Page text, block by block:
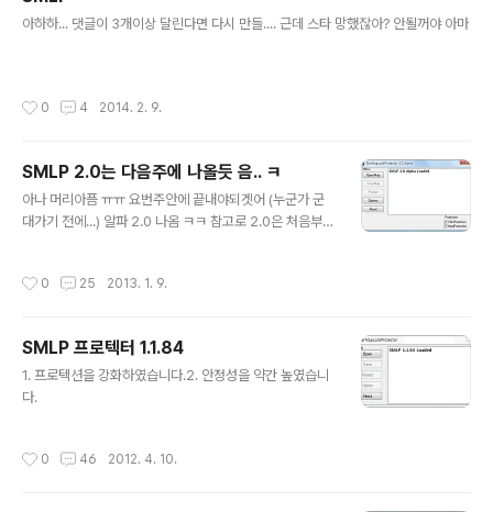
아하하... 댓글이 3개이상 달린다면 다시 만들.... 근데 스타 망했잖아? 안될꺼야 아마
0 4 2014. 2. 9.
SMLP 2.0는 다음주에 나올듯 음.. ㅋ
아나 머리아픔 ㅠㅠ 요번주안에 끝내야되겟어 (누군가 군
대가기 전에...) 알파 2.0 나옴 ㅋㅋ 참고로 2.0은 처음부터
속을 안했네요 음음.. 스샷 PS. 무손실 고화질 압축인 PN
0 25 2013. 1. 9.
SMLP 프로텍터 1.1.84
1. 프로텍션을 강화하였습니다.2. 안정성을 약간 높였습니
다.
0 46 2012. 4. 10.